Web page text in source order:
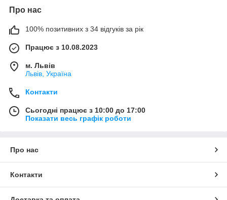
Про нас
100% позитивних з 34 відгуків за рік
Працює з 10.08.2023
м. Львів
Львів, Україна
Контакти
Сьогодні працює з 10:00 до 17:00
Показати весь графік роботи
Про нас
Контакти